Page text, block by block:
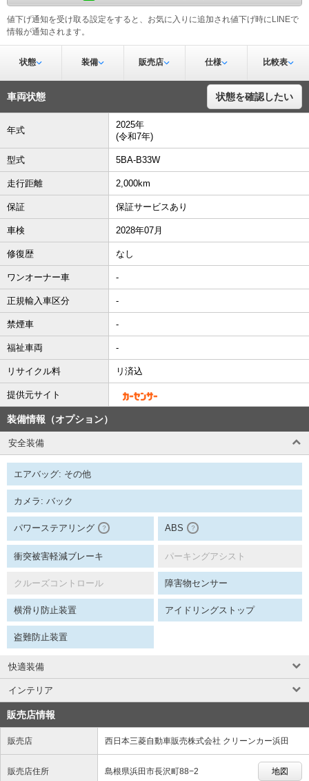
値下げ通知を受け取る設定をすると、お気に入りに追加され値下げ時にLINEで
情報が通知されます。
状態 装備 販売店 仕様 比較表
車両状態 状態を確認したい
年式
2025年
(令和7年)
型式 5BA-B33W
走行距離 2,000km
保証 保証サービスあり
車検 2028年07月
修復歴 なし
ワンオーナー車 -
正規輸入車区分 -
禁煙車 -
福祉車両 -
リサイクル料 リ済込
提供元サイト
装備情報（オプション）
安全装備
エアバッグ: その他
カメラ: バック
パワーステアリング ？ ABS ？
衝突被害軽減ブレーキ パーキングアシスト
クルーズコントロール 障害物センサー
横滑り防止装置 アイドリングストップ
盗難防止装置
快適装備
インテリア
販売店情報
販売店 西日本三菱自動車販売株式会社 クリーンカー浜田
販売店住所 島根県浜田市長沢町88−2 地図